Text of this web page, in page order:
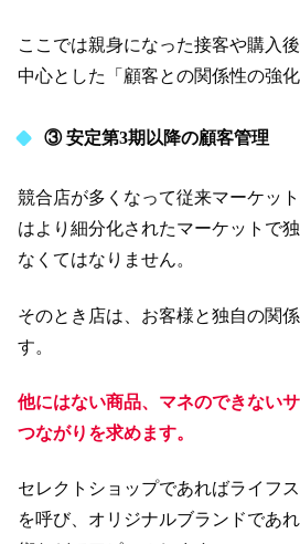
ここでは親身になった接客や購入
中心とした「顧客との関係性の強
③ 安定第3期以降の顧客管理
競合店が多くなって従来マーケッ
はより細分化されたマーケットで
なくてはなりません。
そのとき店は、お客様と独自の関
す。
他にはない商品、マネのできない
つながりを求めます。
セレクトショップであればライフ
を呼び、オリジナルブランドであ